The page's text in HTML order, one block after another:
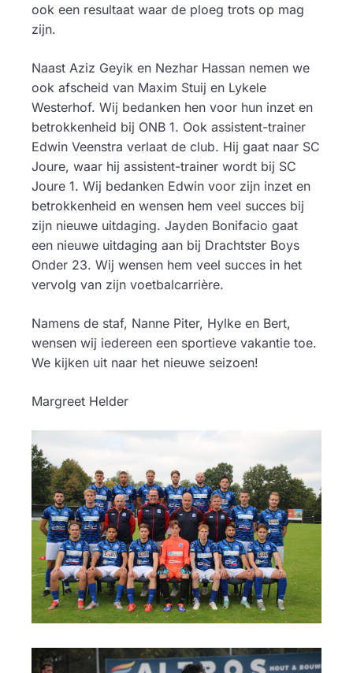
ook een resultaat waar de ploeg trots op mag
zijn.
Naast Aziz Geyik en Nezhar Hassan nemen we
ook afscheid van Maxim Stuij en Lykele
Westerhof. Wij bedanken hen voor hun inzet en
betrokkenheid bij ONB 1. Ook assistent-trainer
Edwin Veenstra verlaat de club. Hij gaat naar SC
Joure, waar hij assistent-trainer wordt bij SC
Joure 1. Wij bedanken Edwin voor zijn inzet en
betrokkenheid en wensen hem veel succes bij
zijn nieuwe uitdaging. Jayden Bonifacio gaat
een nieuwe uitdaging aan bij Drachtster Boys
Onder 23. Wij wensen hem veel succes in het
vervolg van zijn voetbalcarrière.
Namens de staf, Nanne Piter, Hylke en Bert,
wensen wij iedereen een sportieve vakantie toe.
We kijken uit naar het nieuwe seizoen!
Margreet Helder